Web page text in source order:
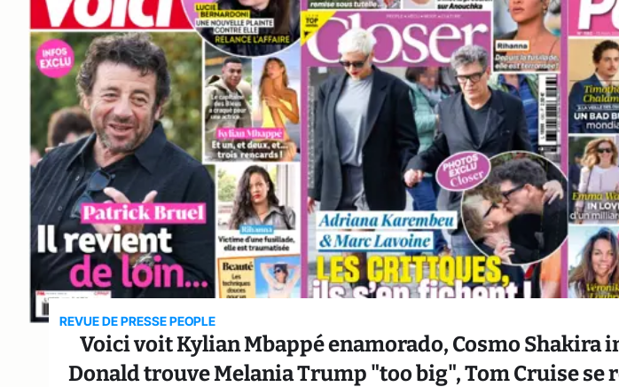
REVUE DE PRESSE PEOPLE
Voici voit Kylian Mbappé enamorado, Cosmo Shakira
Donald trouve Melania Trump "too big", Tom Cruise